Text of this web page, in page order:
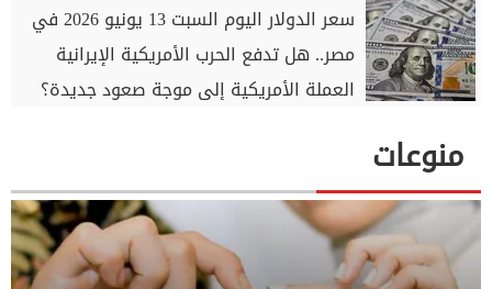
سعر الدولار اليوم السبت 13 يونيو 2026 في
مصر.. هل تدفع الحرب الأمريكية الإيرانية
العملة الأمريكية إلى موجة صعود جديدة؟
منوعات